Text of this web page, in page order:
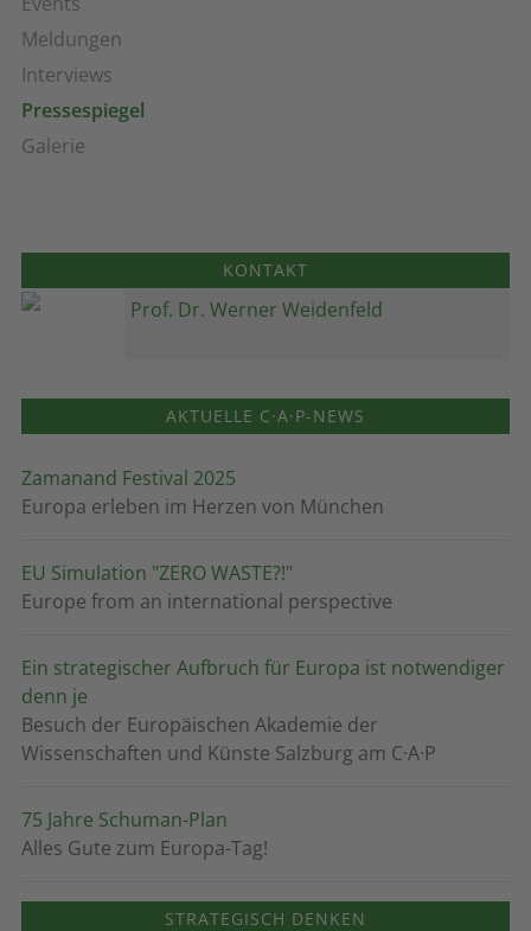
Meldungen
Interviews
Pressespiegel
Galerie
KONTAKT
Prof. Dr. Werner Weidenfeld
AKTUELLE C·A·P-NEWS
Zamanand Festival 2025
Europa erleben im Herzen von München
EU Simulation "ZERO WASTE?!"
Europe from an international perspective
Ein strategischer Aufbruch für Europa ist notwendiger
denn je
Besuch der Europäischen Akademie der
Wissenschaften und Künste Salzburg am C·A·P
75 Jahre Schuman-Plan
Alles Gute zum Europa-Tag!
STRATEGISCH DENKEN